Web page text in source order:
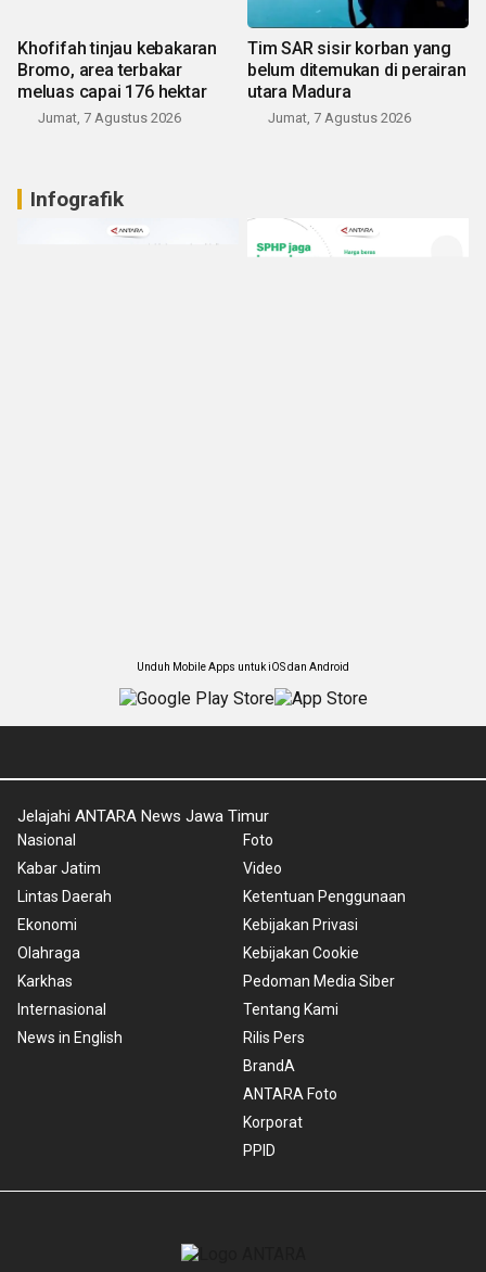
Khofifah tinjau kebakaran
Bromo, area terbakar
meluas capai 176 hektar
Jumat, 7 Agustus 2026
Tim SAR sisir korban yang
belum ditemukan di perairan
utara Madura
Jumat, 7 Agustus 2026
Infografik
Unduh Mobile Apps untuk iOS dan Android
Jelajahi ANTARA News Jawa Timur
Nasional
Kabar Jatim
Lintas Daerah
Ekonomi
Olahraga
Karkhas
Internasional
News in English
Foto
Video
Ketentuan Penggunaan
Kebijakan Privasi
Kebijakan Cookie
Pedoman Media Siber
Tentang Kami
Rilis Pers
BrandA
ANTARA Foto
Korporat
PPID